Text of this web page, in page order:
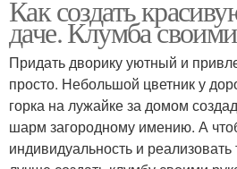
Клумбы на даче
Клумбы из досок
Как создать
даче. Клумба
Придать дворику уютный и
просто. Небольшой цветник у
горка на лужайке за домом
шарм загородному имению. А
индивидуальность и